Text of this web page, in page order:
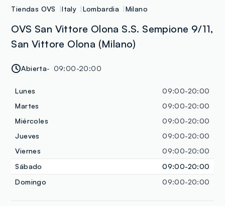
Tiendas OVS Italy Lombardia Milano
OVS San Vittore Olona S.S. Sempione 9/11,
San Vittore Olona (Milano)
Abierta 09:00-20:00
Lunes
09:00-20:00
Martes
09:00-20:00
Miércoles
09:00-20:00
Jueves
09:00-20:00
Viernes
09:00-20:00
Sábado
09:00-20:00
Domingo
09:00-20:00